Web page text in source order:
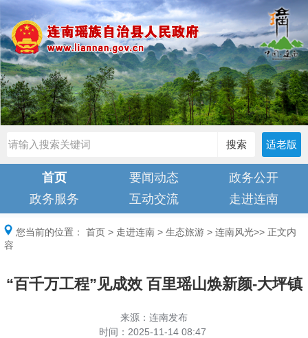
搜索 适老版
首页 要闻动态
政务公开
政务服务
互动交流 走进连南
您当前的位置： 首页 > 走进连南 > 生态旅游 > 连南风光>> 正文内
容
“百千万工程”见成效 百里瑶山焕新颜-大坪镇
来源：连南发布
时间： 2025-11-14 08:47